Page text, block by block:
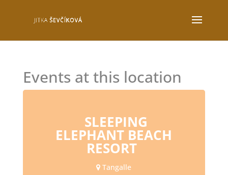
Events at this location
SLEEPING
ELEPHANT BEACH
RESORT
Tangalle